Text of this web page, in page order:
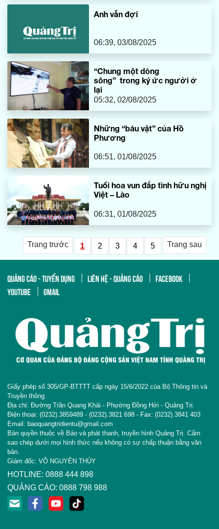
Anh vẫn đợi
06:39, 03/08/2025
“Chung một dòng
sông” trong ký ức người ở
lại
05:32, 02/08/2025
Những “báu vật” của Hồ
Phương
06:51, 01/08/2025
Tuổi hoa vun đắp tình hữu nghị
Việt – Lào
06:31, 01/08/2025
Trang trước 1 2 3 4 5 Trang sau
QUẢNG CÁO - TUYỂN DỤNG LIÊN HỆ - QUẢNG CÁO
FACEBOOK
YOUTUBE
GMAIL
Giấy phép số 305/GP-BTTTT cấp ngày 15/6/2022 của Bộ Thông tin và
Truyền thông
Địa chỉ: Đường Trần Quang Khải - Phường Đồng Hới - Quảng Trị.
Điện thoại: (0232).3859489 - (0232).3821 698 - Fax: (0232).3841 403
Email: baoquangtridientu@gmail.com
Bản quyền thuộc về Báo và phát thanh, truyền hình Quảng Trị. Cấm
sao chép dưới mọi hình thức nếu không có sự chấp thuận bằng văn
bản.
Giám đốc: VÕ NGUYÊN THỦY
HOTLINE: 0888 444 898
QUẢNG CÁO: 0888 798 988